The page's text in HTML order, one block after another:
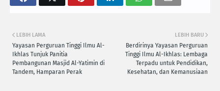
LEBIH BARU
Berdirinya Yayasan Perguruan
Tinggi Ilmu Al-Ikhlas: Lembaga
Terpadu untuk Pendidikan,
Kesehatan, dan Kemanusiaan
LEBIH LAMA
Yayasan Perguruan Tinggi Ilmu Al-
Ikhlas Tunjuk Panitia
Pembangunan Masjid Al-Yatimin di
Tandem, Hamparan Perak